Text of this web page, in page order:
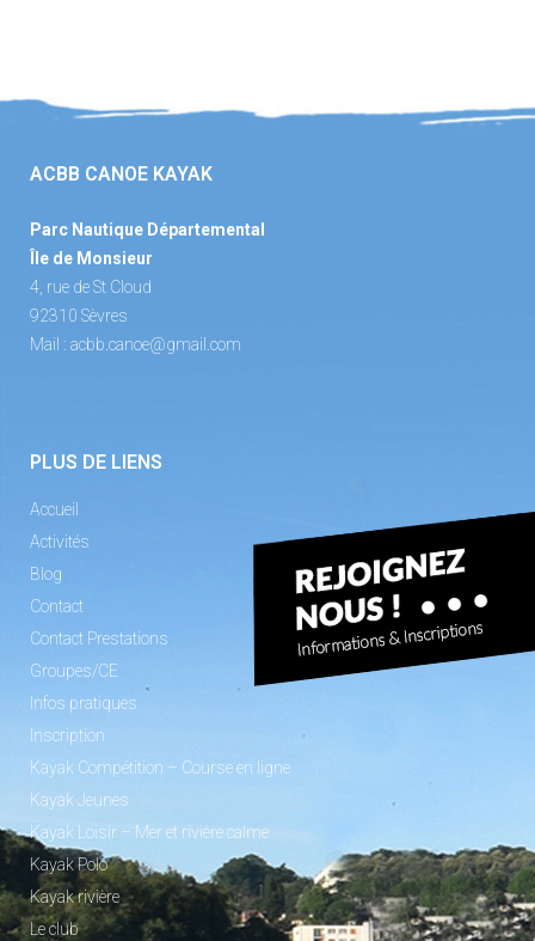
ACBB CANOE KAYAK
Parc Nautique Départemental
Île de Monsieur
4, rue de St Cloud
92310 Sèvres
Mail : acbb.canoe@gmail.com
PLUS DE LIENS
Accueil
Activités
Blog
Contact
Contact Prestations
Groupes/CE
Infos pratiques
Inscription
Kayak Compétition – Course en ligne
Kayak Jeunes
Kayak Loisir – Mer et rivière calme
Kayak Polo
Kayak rivière
Le club